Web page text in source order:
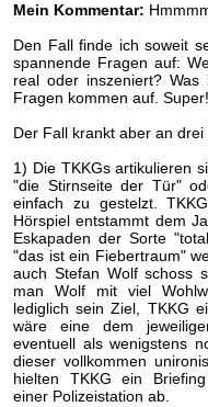
Mein Kommentar:
Den Fall finde ich soweit
spannende Fragen auf:
real oder inszeniert?
Fragen kommen auf. Super!
Der Fall krankt aber an drei
1) Die TKKGs artikulieren
"die Stirnseite der Tür"
einfach zu gestelzt.
Hörspiel entstammt dem
Eskapaden der Sorte
"das ist ein Fiebertraum"
auch Stefan Wolf schoss
man Wolf mit viel
lediglich sein Ziel, TKKG
wäre eine dem
eventuell als wenigstens
dieser vollkommen
hielten TKKG ein
einer Polizeistation ab.